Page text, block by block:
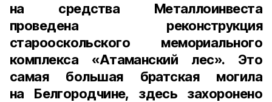
на средства Металлоинвеста
проведена реконструкция
старооскольского мемориального
комплекса «Атаманский лес». Это
самая большая братская могила
на Белгородчине, здесь захоронено